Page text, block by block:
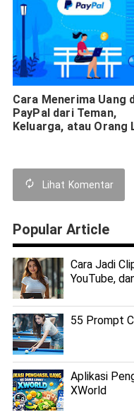
Cara Menerima Uang
PayPal dari Teman,
Keluarga, atau Orang
Lihat Komentar
Popular Article
Cara Jadi
YouTube,
55 Prompt
Aplikasi
XWorld